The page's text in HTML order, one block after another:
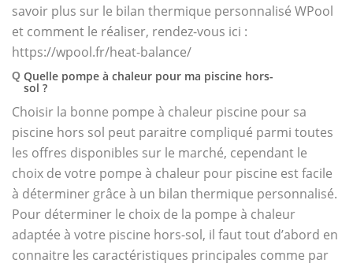
savoir plus sur le bilan thermique personnalisé WPool
et comment le réaliser, rendez-vous ici :
https://wpool.fr/heat-balance/
Q Quelle pompe à chaleur pour ma piscine hors-
sol ?
Choisir la bonne pompe à chaleur piscine pour sa
piscine hors sol peut paraitre compliqué parmi toutes
les offres disponibles sur le marché, cependant le
choix de votre pompe à chaleur pour piscine est facile
à déterminer grâce à un bilan thermique personnalisé.
Pour déterminer le choix de la pompe à chaleur
adaptée à votre piscine hors-sol, il faut tout d’abord en
connaitre les caractéristiques principales comme par